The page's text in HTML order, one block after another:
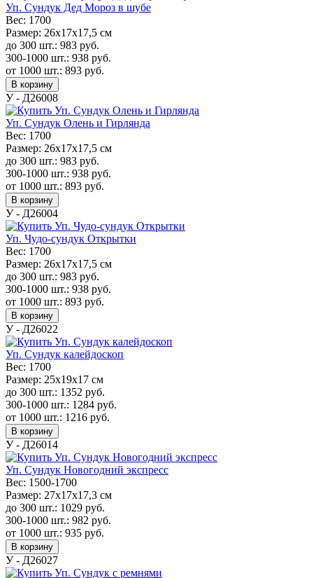
Уп. Сундук Дед Мороз в шубе
Вес: 1700
Размер: 26х17х17,5 см
до 300 шт.: 983 руб.
300-1000 шт.: 938 руб.
от 1000 шт.: 893 руб.
В корзину
У - Д26008
Уп. Сундук Олень и Гирлянда
Вес: 1700
Размер: 26х17х17,5 см
до 300 шт.: 983 руб.
300-1000 шт.: 938 руб.
от 1000 шт.: 893 руб.
В корзину
У - Д26004
Уп. Чудо-сундук Открытки
Вес: 1700
Размер: 26х17х17,5 см
до 300 шт.: 983 руб.
300-1000 шт.: 938 руб.
от 1000 шт.: 893 руб.
В корзину
У - Д26022
Уп. Сундук калейдоскоп
Вес: 1700
Размер: 25х19х17 см
до 300 шт.: 1352 руб.
300-1000 шт.: 1284 руб.
от 1000 шт.: 1216 руб.
В корзину
У - Д26014
Уп. Сундук Новогодний экспресс
Вес: 1500-1700
Размер: 27х17х17,3 см
до 300 шт.: 1029 руб.
300-1000 шт.: 982 руб.
от 1000 шт.: 935 руб.
В корзину
У - Д26027